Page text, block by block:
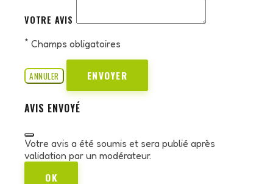
VOTRE AVIS
* Champs obligatoires
ANNULER ENVOYER
AVIS ENVOYÉ
Votre avis a été soumis et sera publié après
validation par un modérateur.
OK